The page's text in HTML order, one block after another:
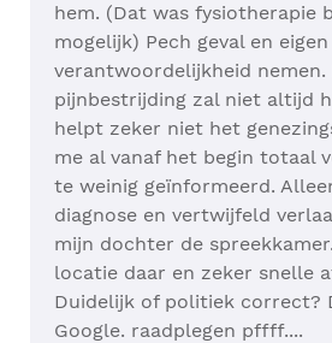
hem. (Dat was fysiotherapie
mogelijk) Pech geval en eigen
verantwoordelijkheid nemen.
pijnbestrijding zal niet altijd
helpt zeker niet het
me al vanaf het begin totaal
te weinig geïnformeerd.
diagnose en vertwijfeld
mijn dochter de
locatie daar en zeker snelle
Duidelijk of politiek correct?
Google. raadplegen pffff....